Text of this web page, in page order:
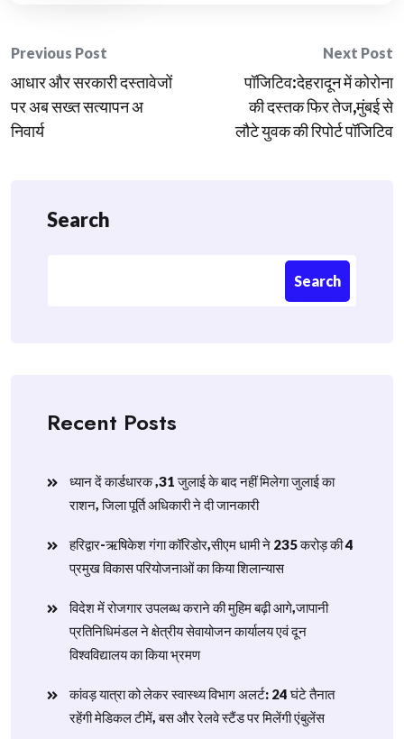
Post
navigation
Previous Post
आधार और सरकारी दस्तावेजों
पर अब सख्त सत्यापन अ
निवार्य
Next Post
पॉजिटिव:देहरादून में कोरोना
की दस्तक फिर तेज,मुंबई से
लौटे युवक की रिपोर्ट पॉजिटिव
Search
Search
Recent Posts
ध्यान दें कार्डधारक ,31 जुलाई के बाद नहीं मिलेगा जुलाई का
राशन, जिला पूर्ति अधिकारी ने दी जानकारी
हरिद्वार-ऋषिकेश गंगा कॉरिडोर,सीएम धामी ने 235 करोड़ की 4
प्रमुख विकास परियोजनाओं का किया शिलान्यास
विदेश में रोजगार उपलब्ध कराने की मुहिम बढ़ी आगे,जापानी
प्रतिनिधिमंडल ने क्षेत्रीय सेवायोजन कार्यालय एवं दून
विश्वविद्यालय का किया भ्रमण
​कांवड़ यात्रा को लेकर स्वास्थ्य विभाग अलर्ट: 24 घंटे तैनात
रहेंगी मेडिकल टीमें, बस और रेलवे स्टैंड पर मिलेंगी एंबुलेंस